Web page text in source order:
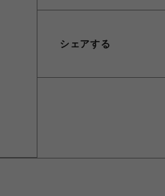
シェアする